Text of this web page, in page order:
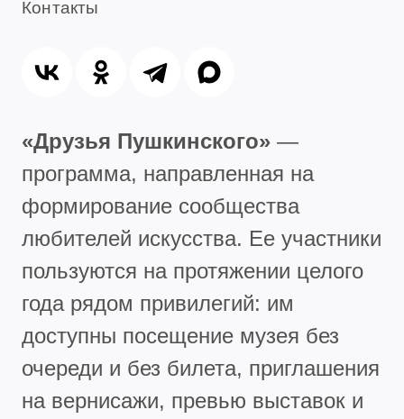
Контакты
«Друзья Пушкинского» —
программа, направленная на
формирование сообщества
любителей искусства. Ее участники
пользуются на протяжении целого
года рядом привилегий: им
доступны посещение музея без
очереди и без билета, приглашения
на вернисажи, превью выставок и